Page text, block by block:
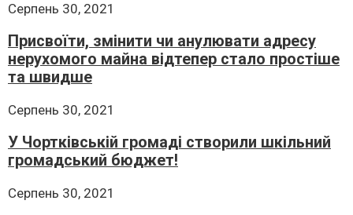
Серпень 30, 2021
Присвоїти, змінити чи анулювати адресу
нерухомого майна відтепер стало простіше
та швидше
Серпень 30, 2021
У Чортківській громаді створили шкільний
громадський бюджет!
Серпень 30, 2021